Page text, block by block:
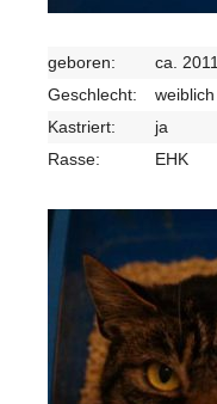
geboren:
ca. 2011
Geschlecht:
weiblich
Kastriert:
ja
Rasse:
EHK